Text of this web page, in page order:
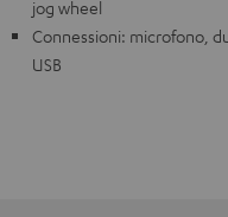
jog wheel
Connessioni: microfono,
USB